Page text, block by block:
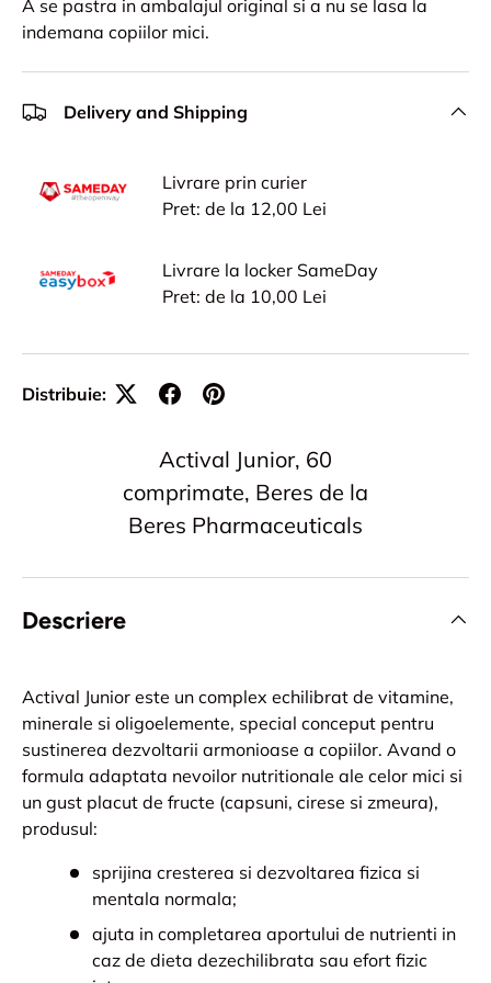
A se pastra in ambalajul original si a nu se lasa la
indemana copiilor mici.
Delivery and Shipping
Livrare prin curier
Pret: de la 12,00 Lei
Livrare la locker SameDay
Pret: de la 10,00 Lei
Distribuie:
Actival Junior, 60
comprimate, Beres de la
Beres Pharmaceuticals
Descriere
Actival Junior este un complex echilibrat de vitamine,
minerale si oligoelemente, special conceput pentru
sustinerea dezvoltarii armonioase a copiilor. Avand o
formula adaptata nevoilor nutritionale ale celor mici si
un gust placut de fructe (capsuni, cirese si zmeura),
produsul:
sprijina cresterea si dezvoltarea fizica si
mentala normala;
ajuta in completarea aportului de nutrienti in
caz de dieta dezechilibrata sau efort fizic